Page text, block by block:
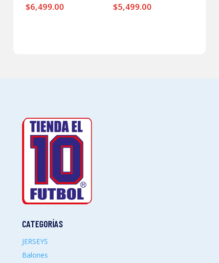
$6,499.00 $5,499.00
CATEGORÍAS
JERSEYS
Balones